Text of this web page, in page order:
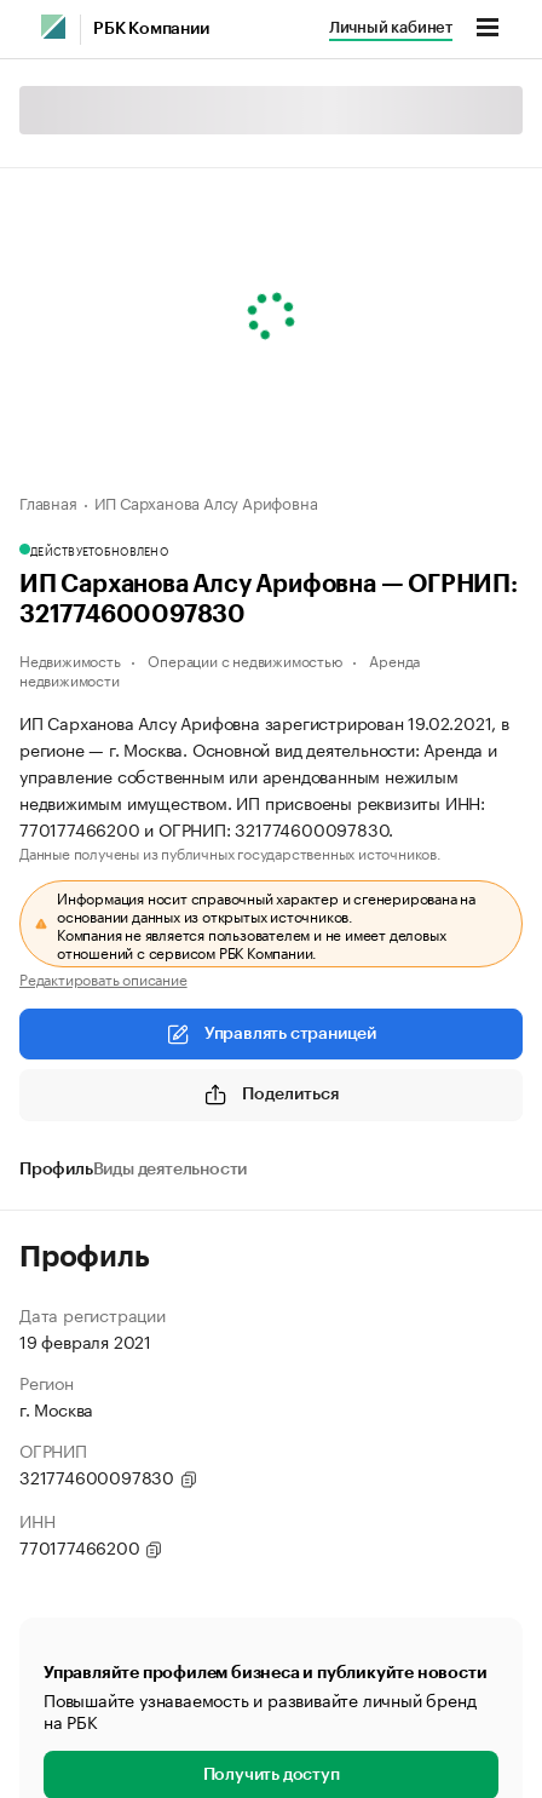
РБК Компании Личный кабинет
Главная ИП Сарханова Алсу Арифовна
ДЕЙСТВУЕТОБНОВЛЕНО
ИП Сарханова Алсу Арифовна — ОГРНИП:
321774600097830
Недвижимость Операции с недвижимостью
Аренда
недвижимости
ИП Сарханова Алсу Арифовна зарегистрирован 19.02.2021, в
регионе — г. Москва. Основной вид деятельности: Аренда и
управление собственным или арендованным нежилым
недвижимым имуществом. ИП присвоены реквизиты ИНН:
770177466200 и ОГРНИП: 321774600097830.
Данные получены из публичных государственных источников.
Информация носит справочный характер и сгенерирована на
основании данных из открытых источников.
Компания не является пользователем и не имеет деловых
отношений с сервисом РБК Компании.
Редактировать описание
Управлять страницей
Поделиться
ПрофильВиды деятельности
Профиль
Дата регистрации
19 февраля 2021
Регион
г. Москва
ОГРНИП
321774600097830
ИНН
770177466200
Управляйте профилем бизнеса и публикуйте новости
Повышайте узнаваемость и развивайте личный бренд
на РБК
Получить доступ